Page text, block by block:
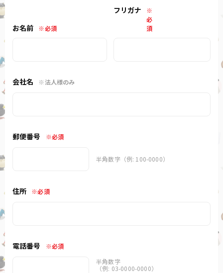
お名前 ※必須
フリガナ
※
必
須
会社名 ※法人様のみ
郵便番号 ※必須
半角数字（例: 100-0000）
住所 ※必須
電話番号
※必須
半角数字
（例: 03-0000-0000）